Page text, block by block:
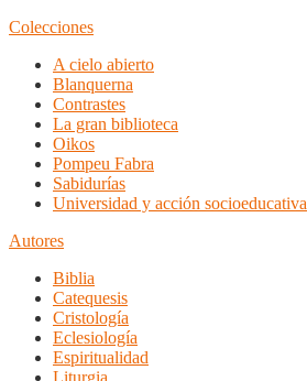
Colecciones
A cielo abierto
Blanquerna
Contrastes
La gran biblioteca
Oikos
Pompeu Fabra
Sabidurías
Universidad y acción socioeducativa
Autores
Biblia
Catequesis
Cristología
Eclesiología
Espiritualidad
Liturgia